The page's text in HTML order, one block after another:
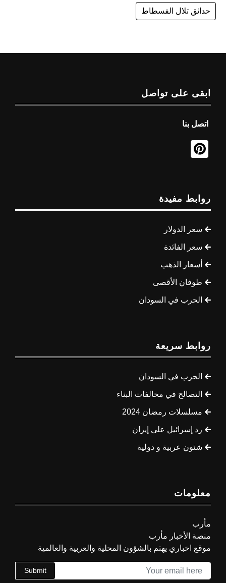
حدائق تلال الفسطاط
ابقى على تواصل
اتصل بنا
روابط مفيدة
سعر الدولار
سعر الفائدة
أسعار الذهب
طوفان الأقصى
الحرب في السودان
روابط سريعة
الحرب في السودان
التصالح في مخالفات البناء
مسلسلات رمضان 2024
رد إسرائيل على إيران
شئون عربية و دولية
معلومات
مأرب
منصة الأخبار مأرب
موقع اخباري يهتم بالشؤون المحلية والعربية والعالمية
Submit